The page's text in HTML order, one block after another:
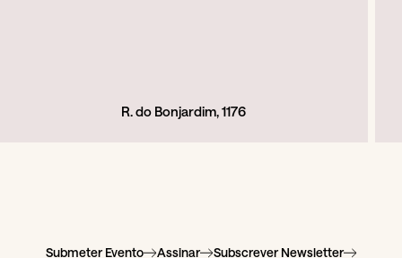
R. do Bonjardim, 1176
Submeter Evento Assinar Subscrever Newsletter